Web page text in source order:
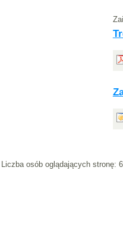
Liczba osób oglądających stronę: